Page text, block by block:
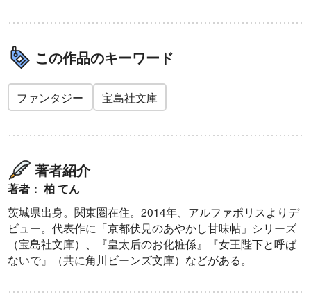
この作品のキーワード
ファンタジー 宝島社文庫
著者紹介
著者：柏 てん
茨城県出身。関東圏在住。2014年、アルファポリスよりデ
ビュー。代表作に「京都伏見のあやかし甘味帖」シリーズ
（宝島社文庫）、『皇太后のお化粧係』『女王陛下と呼ば
ないで』（共に角川ビーンズ文庫）などがある。